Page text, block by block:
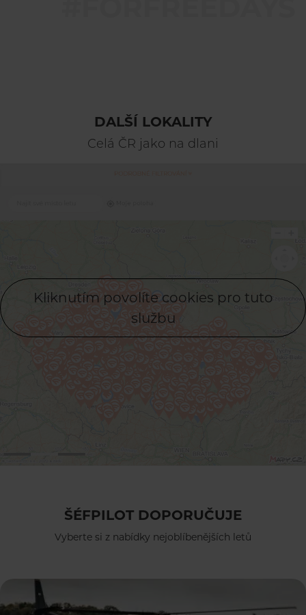
DALŠÍ LOKALITY
Celá ČR jako na dlani
Kliknutím povolíte cookies pro tuto
službu
ŠÉFPILOT DOPORUČUJE
Vyberte si z nabídky nejoblíbenějších letů